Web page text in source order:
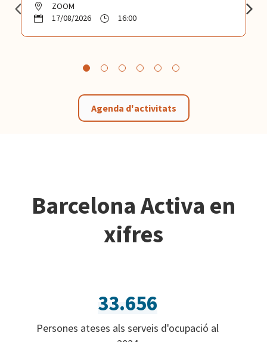
ZOOM
17/08/2026
16:00
Agenda d'activitats
Barcelona Activa en
xifres
33.656
Persones ateses als serveis d'ocupació al